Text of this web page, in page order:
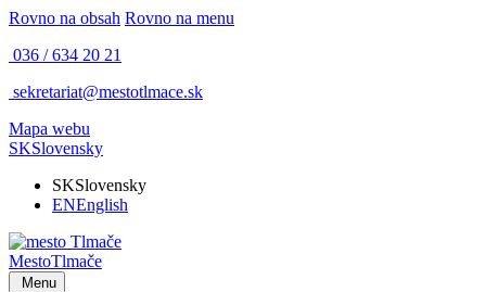
Rovno na obsah Rovno na menu
036 / 634 20 21
sekretariat@mestotlmace.sk
Mapa webu
SKSlovensky
SKSlovensky
ENEnglish
MestoTlmače
Menu